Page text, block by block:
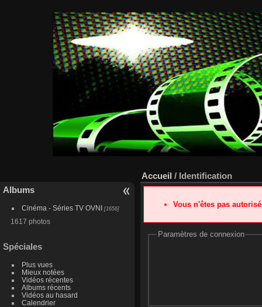
Albums
Cinéma - Séries TV OVNI [1656]
1617 photos
Spéciales
Plus vues
Mieux notées
Vidéos récentes
Albums récents
Vidéos au hasard
Calendrier
Accueil / Identification
Vous n'êtes pas
Paramètres de connexion